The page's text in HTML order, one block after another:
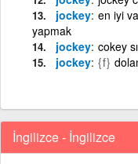
jockey en iyi
yapmak
jockey cokey
jockey {f}
İngilizce - İngilizce